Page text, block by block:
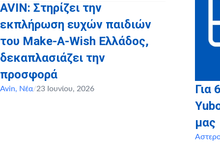
AVIN: Στηρίζει την
εκπλήρωση ευχών παιδιών
του Make-A-Wish Ελλάδος,
δεκαπλασιάζει την
προσφορά
Avin, Νέα/23 Ιουνίου, 2026
Για
μας